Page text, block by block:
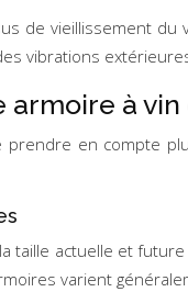
de vieillissement
vibrations
armoire à
en compte
taille actuelle et
varient